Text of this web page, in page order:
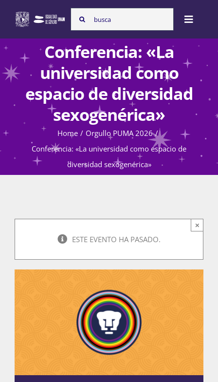
content
Search
for:
Toggle
Inicio
Nosotras
Programas
Atención de la violencia de género
La Boletina
Blog
Recursos
Conferencia: «La
universidad como
espacio de diversidad
sexogenérica»
Home
Orgullo PUMA 2026
Conferencia: «La universidad como espacio de
diversidad sexogenérica»
ESTE EVENTO HA PASADO.
×